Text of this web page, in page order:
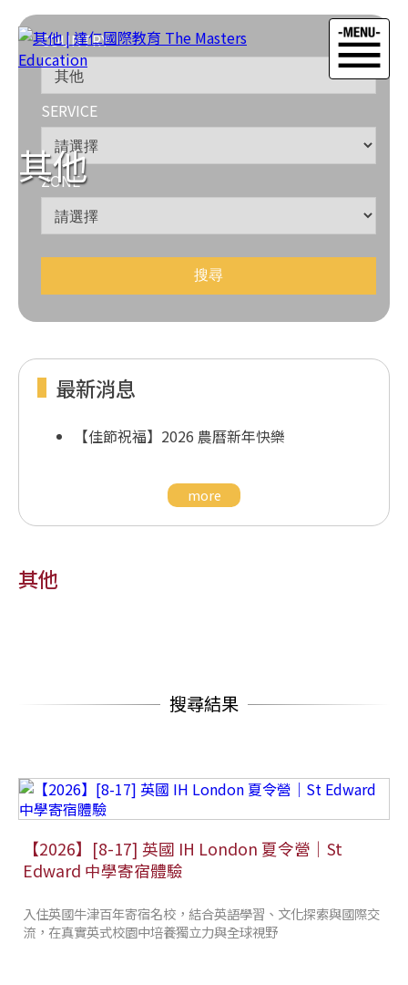
其他
COUNTRY
SERVICE
ZONE
最新消息
【佳節祝福】2026 農曆新年快樂
more
其他
搜尋結果
【2026】[8-17] 英國 IH London 夏令營｜St
Edward 中學寄宿體驗
入住英國牛津百年寄宿名校，結合英語學習、文化探索與國際交
流，在真實英式校園中培養獨立力與全球視野